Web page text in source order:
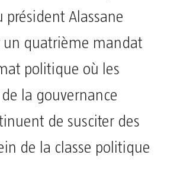
président Alassane
un quatrième mandat
politique où les
la gouvernance
de susciter des
de la classe politique